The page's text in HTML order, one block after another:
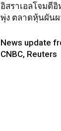
อิสราเอลโจมตี
พุ่ง ตลาดหุ้นผันผ
News update
CNBC, Reuters